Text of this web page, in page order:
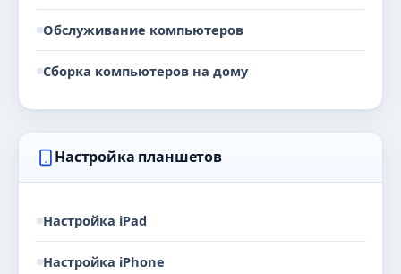
Обслуживание компьютеров
Сборка компьютеров на дому
Настройка планшетов
Настройка iPad
Настройка iPhone